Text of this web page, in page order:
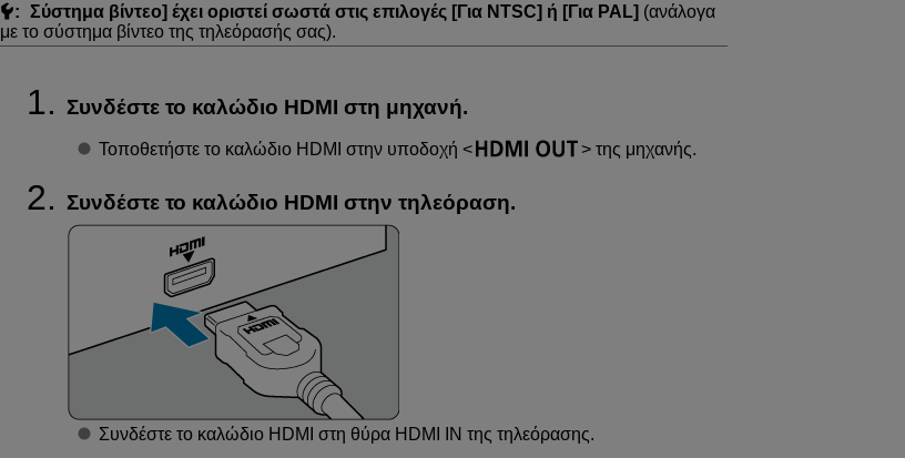
: Σύστημα βίντεο] έχει οριστεί σωστά στις επιλογές [Για NTSC] ή [Για PAL] (ανάλογα
με το σύστημα βίντεο της τηλεόρασής σας).
Συνδέστε το καλώδιο HDMI στη μηχανή.
Τοποθετήστε το καλώδιο HDMI στην υποδοχή της μηχανής.
Συνδέστε το καλώδιο HDMI στην τηλεόραση.
Συνδέστε το καλώδιο HDMI στη θύρα HDMI IN της τηλεόρασης.